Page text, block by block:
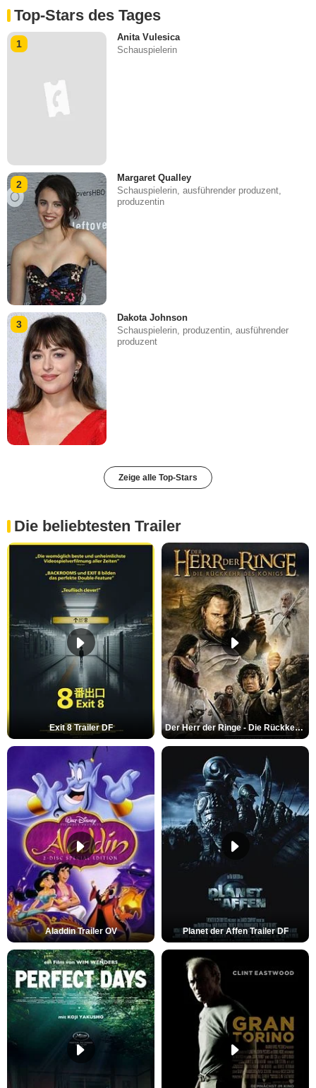
Top-Stars des Tages
1
Anita Vulesica
Schauspielerin
2
Margaret Qualley
Schauspielerin, ausführender produzent,
produzentin
3
Dakota Johnson
Schauspielerin, produzentin, ausführender
produzent
Zeige alle Top-Stars
Die beliebtesten Trailer
Exit 8 Trailer DF Der Herr der Ringe - Die Rückkehr des Königs Trailer OV
Aladdin Trailer OV Planet der Affen Trailer DF